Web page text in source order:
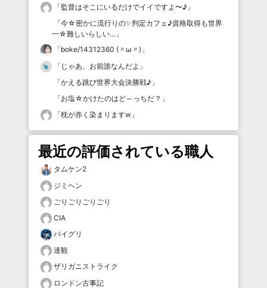
「監督はそこにいるだけでイイですよ〜♪ 」
「今☆密かに流行りの✨判定カフェ♪資格取得も世界
一☆難しいらしい… 」
「boke/14312360 (〃ω〃) 」
「 じゃあ、お前誰なんだよ 」
「かえる跳び世界大会決勝戦♪ 」
「お塩☆かけたのはど～っちだ？ 」
「枕が赤く染まりますw 」
最近の評価されている職人
タムケン2
ジミヘン
ごりごりごりごり
CIA
バイグリ
達観
ザリガニストライク
ロンドン古事記